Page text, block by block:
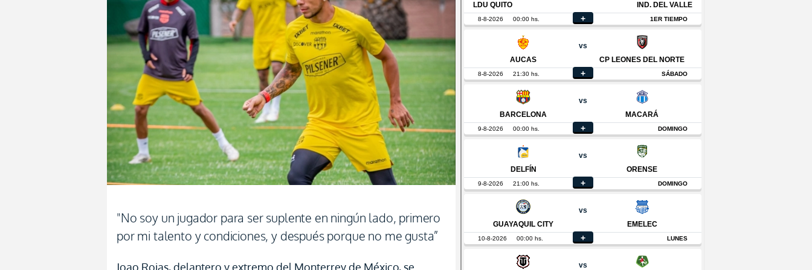
"No soy un jugador para ser suplente en ningún lado, primero
por mi talento y condiciones, y después porque no me gusta”
Joao Rojas, delantero y extremo del Monterrey de México, se